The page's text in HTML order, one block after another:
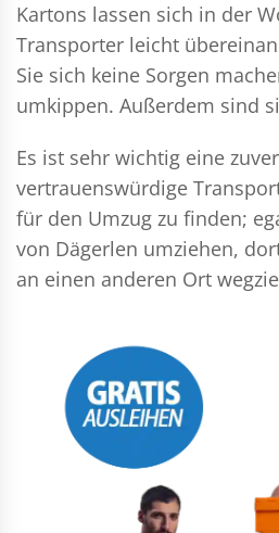
Kartons lassen sich in der
Transporter leicht
Sie sich keine Sorgen
umkippen. Außerdem sind
Es ist sehr wichtig eine
vertrauenswürdige
für den Umzug zu finden;
von Dägerlen umziehen,
an einen anderen Ort